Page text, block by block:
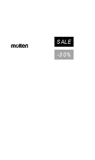
SALE
-30%